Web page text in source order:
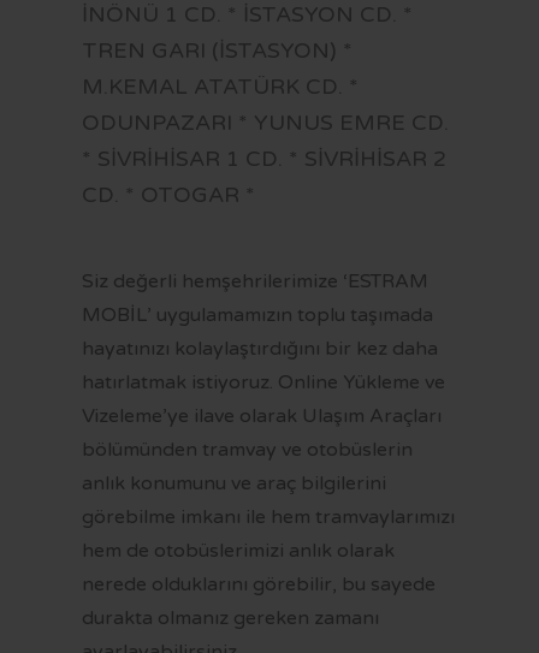
İNÖNÜ 1 CD. * İSTASYON CD. *
TREN GARI (İSTASYON) *
M.KEMAL ATATÜRK CD. *
ODUNPAZARI * YUNUS EMRE CD.
* SİVRİHİSAR 1 CD. * SİVRİHİSAR 2
CD. * OTOGAR *
Siz değerli hemşehrilerimize ‘ESTRAM
MOBİL’ uygulamamızın toplu taşımada
hayatınızı kolaylaştırdığını bir kez daha
hatırlatmak istiyoruz. Online Yükleme ve
Vizeleme’ye ilave olarak Ulaşım Araçları
bölümünden tramvay ve otobüslerin
anlık konumunu ve araç bilgilerini
görebilme imkanı ile hem tramvaylarımızı
hem de otobüslerimizi anlık olarak
nerede olduklarını görebilir, bu sayede
durakta olmanız gereken zamanı